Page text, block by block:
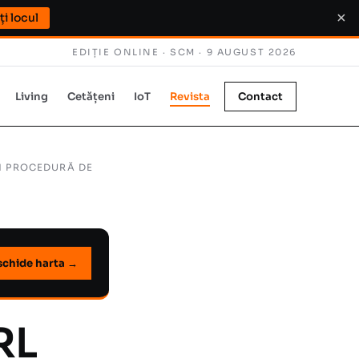
locul ×
EDIȚIE ONLINE · SCM · 9 AUGUST 2026
Living Cetățeni IoT Revista Contact
DE
harta →